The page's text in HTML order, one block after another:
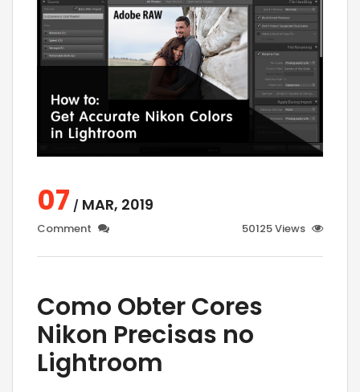
07 / MAR, 2019
Comment 50125 Views
Como Obter Cores
Nikon Precisas no
Lightroom